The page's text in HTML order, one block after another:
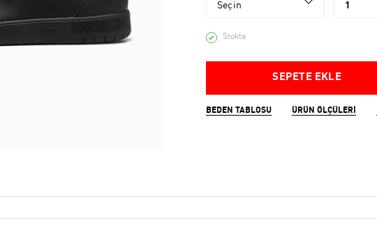
Seçin 1
Stokta
SEPETE EKLE
BEDEN TABLOSU ÜRÜN ÖLÇÜLERI